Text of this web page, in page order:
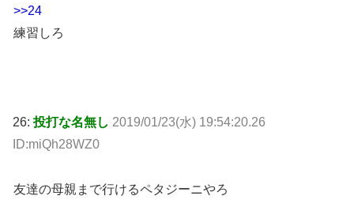
>>24
練習しろ
26:投打な名無し 2019/01/23(水) 19:54:20.26
ID:miQh28WZ0
友達の母親まで行けるペタジーニやろ